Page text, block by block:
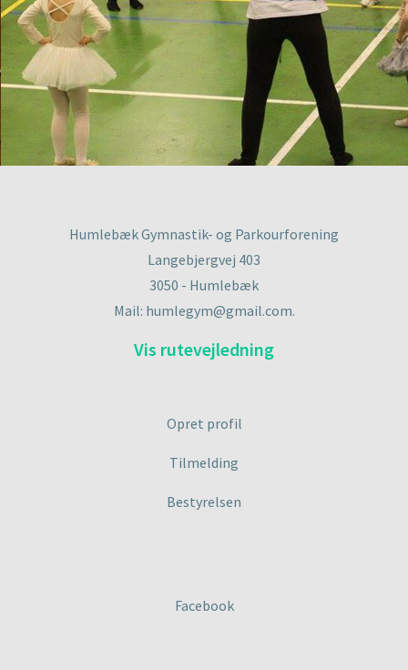
Humlebæk Gymnastik- og Parkourforening
Langebjergvej 403
3050 - Humlebæk
Mail: humlegym@gmail.com.
Vis rutevejledning
Opret profil
Tilmelding
Bestyrelsen
Facebook